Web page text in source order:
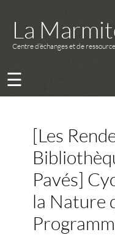
La
Centre d’échanges et de
☰
[Les
Pavés]
la Nature